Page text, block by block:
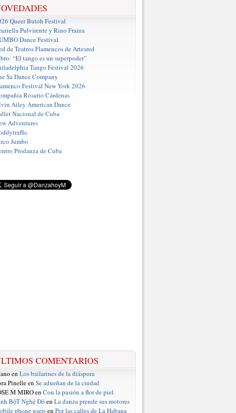
Queer Butoh Festival
Pulvirente y Rino Fraina
Dance Festival
de Teatros Flamencos de Artesred
“El tango es un superpoder”
Tango Festival 2026
Sa Dance Company
Festival New York 2026
Rosario Cárdenas
Ailey American Dance
Nacional de Cuba
Adventures
Jumbo
Prodanza de Cuba
COMENTARIOS
en Los bailarines de la diáspora
Pinelle en Se adueñan de la ciudad
M MIRO en Con la pasión a flor de piel
BộT Nghệ Đỏ en La danza prende sus motores
phone usersen Por las calles de La Habana